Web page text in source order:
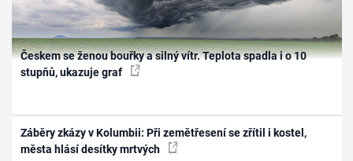
Českem se ženou bouřky a silný vítr. Teplota spadla i o 10
stupňů, ukazuje graf
Záběry zkázy v Kolumbii: Při zemětřesení se zřítil i kostel,
města hlásí desítky mrtvých